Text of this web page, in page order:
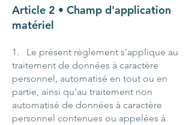
Article 2 • Champ d'application
matériel
1. Le présent règlement s'applique au
traitement de données à caractère
personnel, automatisé en tout ou en
partie, ainsi qu'au traitement non
automatisé de données à caractère
personnel contenues ou appelées à